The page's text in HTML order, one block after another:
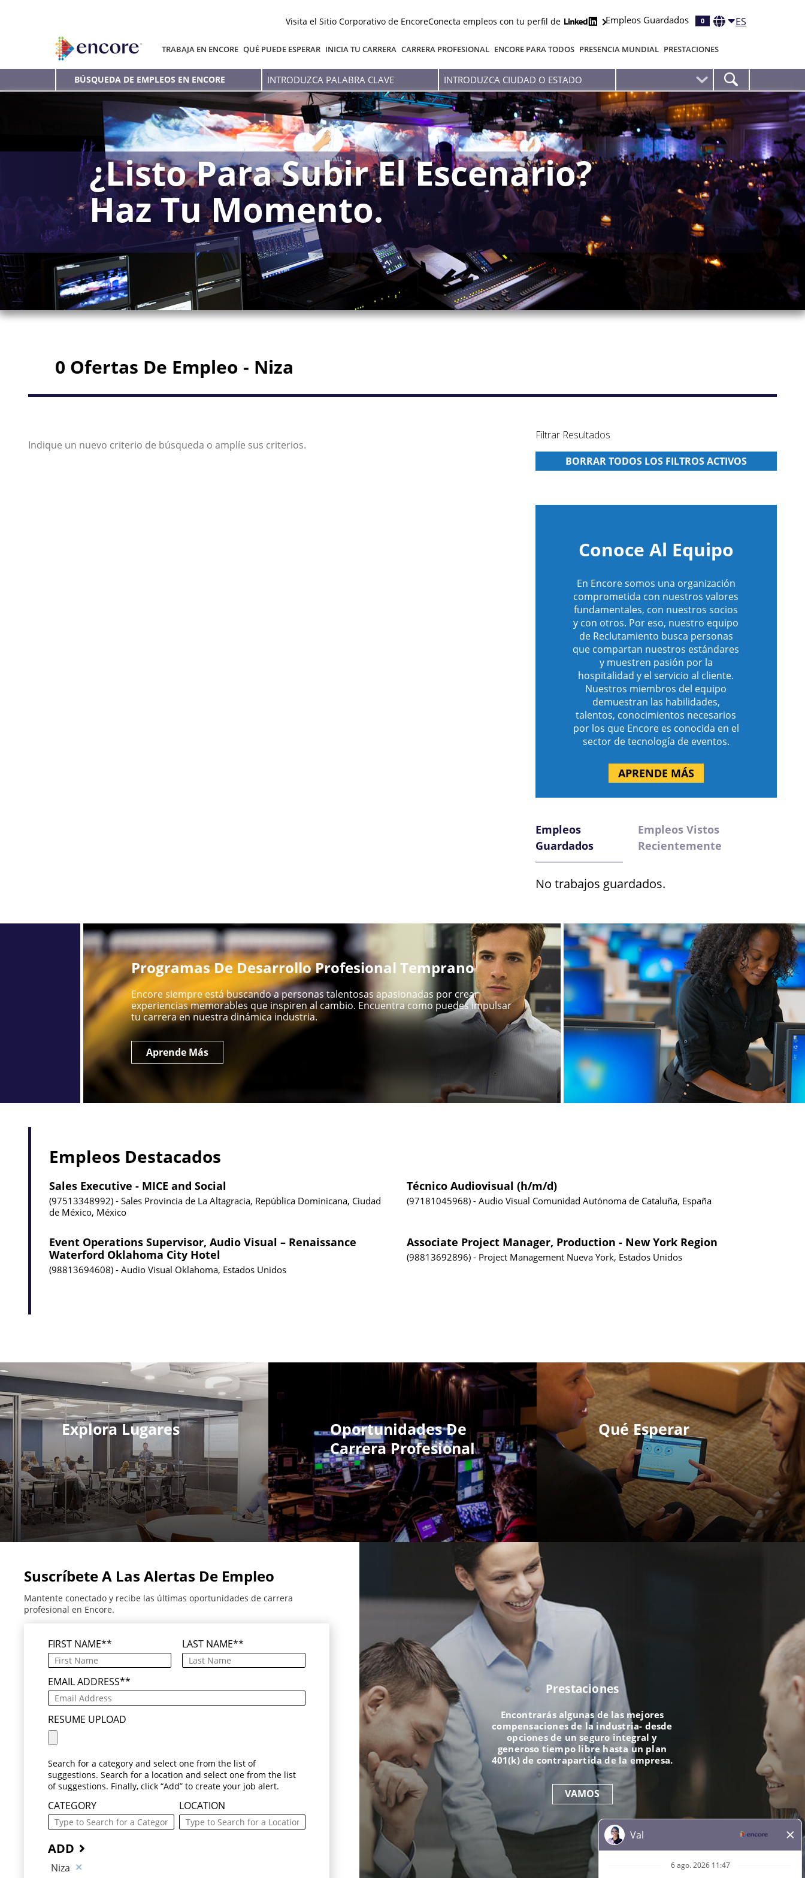
Visita el Sitio Corporativo de EncoreConecta empleos con tu perfil de Empleos Guardados 0 ES
TRABAJA EN ENCORE QUÉ PUEDE ESPERAR INICIA TU CARRERA CARRERA PROFESIONAL ENCORE PARA TODOS PRESENCIA MUNDIAL PRESTACIONES
BÚSQUEDA DE EMPLEOS EN ENCORE
Introduzca
palabra
clave
Introduzca
Ciudad
O
Estado
¿Listo Para Subir El Escenario?
Haz Tu Momento.
0 Ofertas De Empleo - Niza
Indique un nuevo criterio de búsqueda o amplíe sus criterios.
Filtrar Resultados
Conoce Al Equipo
En Encore somos una organización
comprometida con nuestros valores
fundamentales, con nuestros socios
y con otros. Por eso, nuestro equipo
de Reclutamiento busca personas
que compartan nuestros estándares
y muestren pasión por la
hospitalidad y el servicio al cliente.
Nuestros miembros del equipo
demuestran las habilidades,
talentos, conocimientos necesarios
por los que Encore es conocida en el
sector de tecnología de eventos.
APRENDE MÁS
Empleos
Guardados
Empleos Vistos
Recientemente
No trabajos guardados.
Programas De Desarrollo Profesional Temprano
Encore siempre está buscando a personas talentosas apasionadas por crear
experiencias memorables que inspiren al cambio. Encuentra como puedes impulsar
tu carrera en nuestra dinámica industria.
Aprende Más
Empleos Destacados
Sales Executive - MICE and Social
97513348992 Sales Provincia de La Altagracia, República Dominicana, Ciudad
de México, México
Técnico Audiovisual (h/m/d)
97181045968 Audio Visual Comunidad Autónoma de Cataluña, España
Event Operations Supervisor, Audio Visual – Renaissance
Waterford Oklahoma City Hotel
98813694608 Audio Visual Oklahoma, Estados Unidos
Associate Project Manager, Production - New York Region
98813692896 Project Management Nueva York, Estados Unidos
Explora Lugares
Oportunidades De
Carrera Profesional
Qué Esperar
Suscríbete A Las Alertas De Empleo
Mantente conectado y recibe las últimas oportunidades de carrera
profesional en Encore.
FIRST NAME* LAST NAME*
EMAIL ADDRESS*
RESUME UPLOAD
Search for a category and select one from the list of
suggestions. Search for a location and select one from the list
of suggestions. Finally, click “Add” to create your job alert.
CATEGORY LOCATION
ADD
Niza
Prestaciones
Encontrarás algunas de las mejores
compensaciones de la industria- desde
opciones de un seguro integral y
generoso tiempo libre hasta un plan
401(k) de contrapartida de la empresa.
VAMOS